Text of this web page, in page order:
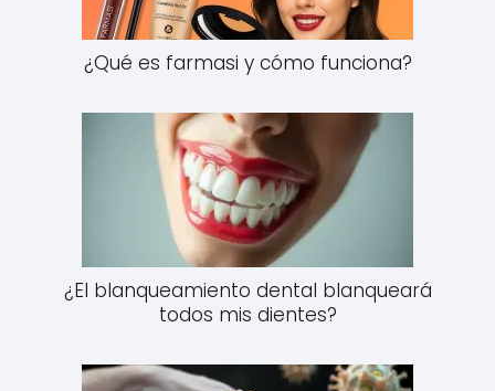
¿Qué es farmasi y cómo funciona?
¿El blanqueamiento dental blanqueará
todos mis dientes?